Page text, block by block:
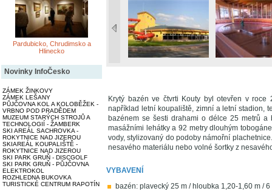
Pardubicko, Chrudimsko a
Hlinecko
Novinky InfoČesko
ZÁMEK ŽINKOVY
ZÁMEK LEŠANY
PŮJČOVNA KOL A KOLOBĚŽEK -
VRBNO POD PRADĚDEM
MUZEUM STARÝCH STROJŮ A
TECHNOLOGIÍ - ŽAMBERK
SKI AREÁL SACHROVKA -
ROKYTNICE NAD JIZEROU
SKIAREÁL KOUPALIŠTĚ -
ROKYTNICE NAD JIZEROU
SKI PARK GRUŇ - DISCGOLF
SKI PARK GRUŇ - PŮJČOVNA
ELEKTROKOL
ROZHLEDNA BUKOVKA
TURISTICKÉ CENTRUM RAPOTÍN
Krytý bazén ve čtvrti Kouty byl otevřen v roce
například letní koupaliště, zimní a letní stadion,
bazénem se šesti drahami o délce 25 metrů a
masážními lehátky a 92 metry dlouhým
vody, stylizovaný do podoby námořní
nesavého materiálu nebo volné šortky z
VYBAVENÍ
bazén: plavecký 25 m / hloubka 1,20-1,60 m / 6